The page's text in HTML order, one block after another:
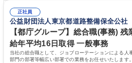
は部内のOJTを中心に、あなたの経験に合
でも質問・相談できる環境が整っているため、
集職種 【森ビルG】人事・総務◆賞与5ヶ月
リモート可
ます。定型業務に留まらず、社内規定や人
務に挑戦できるため、自身の成長と組織への
きます。 残業少なめ、週1日リモート可など
ち長期活躍できる環境です。 「これまでの
キャリアを築きたい」という前向きな意欲と挑
歴・資格 学歴：大学院 大学 高専 短大 専修学
簿記検定1級 日商簿記検定2級 日商簿記検定3
正社員
公益財団法人東京都道路整備保全公社
【都庁グループ】総合職(事務)
給年平均16日取得 一般事務
当社の総合職として、ジョブローテーションによる人
部門の部署等幅広い部署での業務をお任せいたします